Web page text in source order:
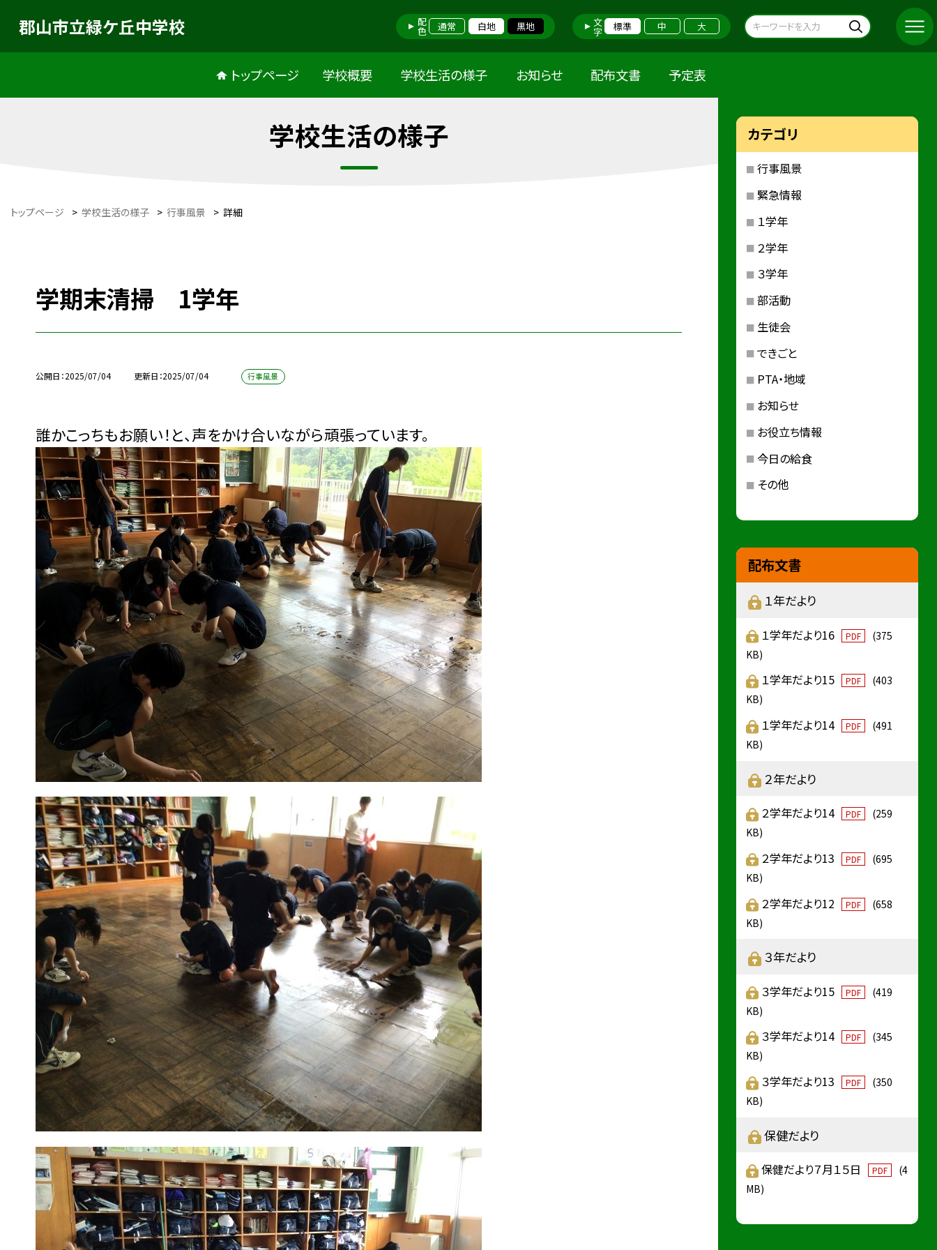
郡山市立緑ケ丘中学校 配色 通常 白地 黒地 文字 標準 中 大
トップページ 学校概要 学校生活の様子 お知らせ 配布文書 予定表
学校生活の様子
トップページ > 学校生活の様子 > 行事風景 > 詳細
学期末清掃 1学年
公開日 2025/07/04 更新日 2025/07/04 行事風景
誰かこっちもお願い！と、声をかけ合いながら頑張っています。
カテゴリ
行事風景
緊急情報
１学年
２学年
３学年
部活動
生徒会
できごと
PTA・地域
お知らせ
お役立ち情報
今日の給食
その他
配布文書
１年だより
１学年だより16 PDF
(375
KB)
１学年だより15 PDF
(403
KB)
１学年だより14 PDF
(491
KB)
２年だより
２学年だより14 PDF
(259
KB)
２学年だより13 PDF
(695
KB)
２学年だより12 PDF
(658
KB)
３年だより
３学年だより15 PDF
(419
KB)
３学年だより14 PDF
(345
KB)
３学年だより13 PDF
(350
KB)
保健だより
保健だより７月１５日 PDF
(4
MB)